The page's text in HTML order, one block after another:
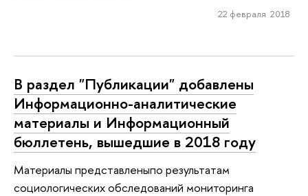
22 февраля 2018
В раздел "Публикации" добавлены
Информационно-аналитические
материалы и Информационный
бюллетень, вышедшие в 2018 году
Материалы представленыпо результатам
социологических обследований мониторинга